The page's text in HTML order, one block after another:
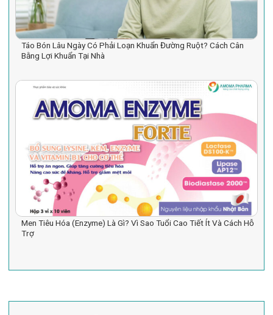
Táo Bón Lâu Ngày Có Phải Loạn Khuẩn Đường Ruột? Cách Cân
Bằng Lợi Khuẩn Tại Nhà
Men Tiêu Hóa (Enzyme) Là Gì? Vì Sao Tuổi Cao Tiết Ít Và Cách Hỗ
Trợ